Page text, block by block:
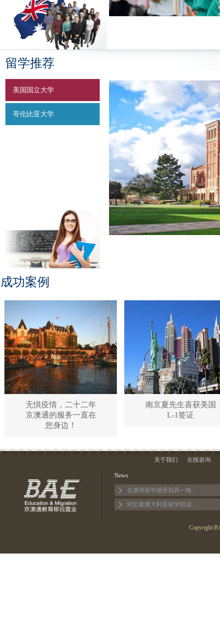
留学推荐
美国国立大学
哥伦比亚大学
成功案例
无惧疫情，二十二年
京澳通的服务一直在
您身边！
南京夏先生喜获美国
L-1签证
News
去澳洲留学感受别具一格...
对比看澳大利亚留学陪读...
关于我们 在线咨询